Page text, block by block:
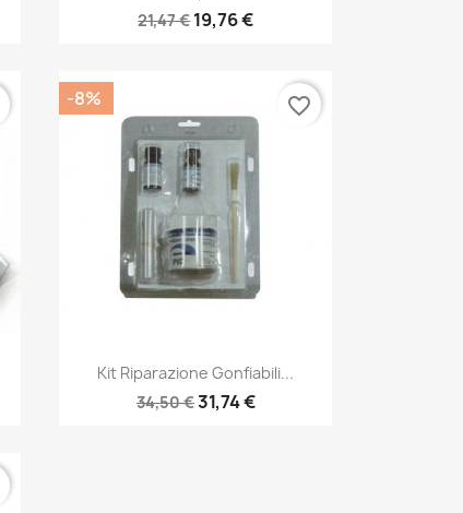
21,47 €19,76 €
Anteprima
Kit Riparazione Gonfiabili...
34,50 €31,74 €
-8% favorite_border